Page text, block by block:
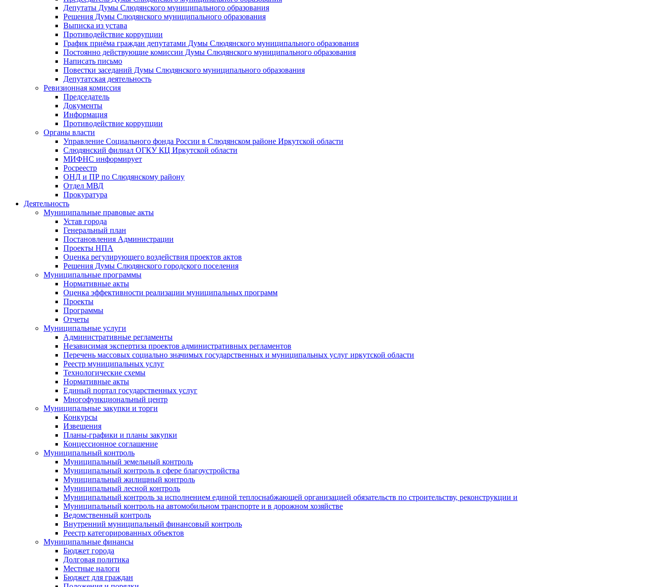
Депутаты Думы Слюдянского муниципального образования
Решения Думы Слюдянского муниципального образования
Выписка из устава
Противодействие коррупции
График приёма граждан депутатами Думы Слюдянского муниципального образования
Постоянно действующие комиссии Думы Слюдянского муниципального образования
Написать письмо
Повестки заседаний Думы Слюдянского муниципального образования
Депутатская деятельность
Ревизионная комиссия
Председатель
Документы
Информация
Противодействие коррупции
Органы власти
Управление Социального фонда России в Слюдянском районе Иркутской области
Слюдянский филиал ОГКУ КЦ Иркутской области
МИФНС информирует
Росреестр
ОНД и ПР по Слюдянскому району
Отдел МВД
Прокуратура
Деятельность
Муниципальные правовые акты
Устав города
Генеральный план
Постановления Администрации
Проекты НПА
Оценка регулирующего воздействия проектов актов
Решения Думы Слюдянского городского поселения
Муниципальные программы
Нормативные акты
Оценка эффективности реализации муниципальных программ
Проекты
Программы
Отчеты
Муниципальные услуги
Административные регламенты
Независимая экспертиза проектов административных регламентов
Перечень массовых социально значимых государственных и муниципальных услуг иркутской области
Реестр муниципальных услуг
Технологические схемы
Нормативные акты
Единый портал государственных услуг
Многофункциональный центр
Муниципальные закупки и торги
Конкурсы
Извещения
Планы-графики и планы закупки
Концессионное соглашение
Муниципальный контроль
Муниципальный земельный контроль
Муниципальный контроль в сфере благоустройства
Муниципальный жилищный контроль
Муниципальный лесной контроль
Муниципальный контроль за исполнением единой теплоснабжающей организацией обязательств по строительству, реконструкции и
Муниципальный контроль на автомобильном транспорте и в дорожном хозяйстве
Ведомственный контроль
Внутренний муниципальный финансовый контроль
Реестр категорированных объектов
Муниципальные финансы
Бюджет города
Долговая политика
Местные налоги
Бюджет для граждан